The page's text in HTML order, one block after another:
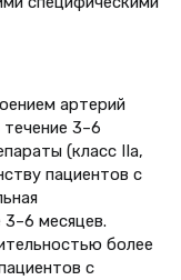
артерий
3–6
(класс IIа,
пациентов с
месяцев.
более
с